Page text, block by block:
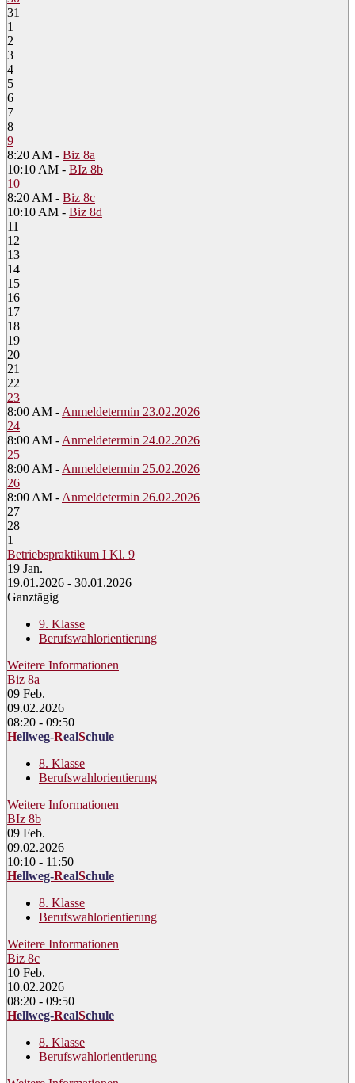
31
1
2
3
4
5
6
7
8
9
8:20 AM - Biz 8a
10:10 AM - BIz 8b
10
8:20 AM - Biz 8c
10:10 AM - Biz 8d
11
12
13
14
15
16
17
18
19
20
21
22
23
8:00 AM - Anmeldetermin 23.02.2026
24
8:00 AM - Anmeldetermin 24.02.2026
25
8:00 AM - Anmeldetermin 25.02.2026
26
8:00 AM - Anmeldetermin 26.02.2026
27
28
1
Betriebspraktikum I Kl. 9
19 Jan.
19.01.2026 - 30.01.2026
Ganztägig
9. Klasse
Berufswahlorientierung
Weitere Informationen
Biz 8a
09 Feb.
09.02.2026
08:20 - 09:50
Hellweg-RealSchule
8. Klasse
Berufswahlorientierung
Weitere Informationen
BIz 8b
09 Feb.
09.02.2026
10:10 - 11:50
Hellweg-RealSchule
8. Klasse
Berufswahlorientierung
Weitere Informationen
Biz 8c
10 Feb.
10.02.2026
08:20 - 09:50
Hellweg-RealSchule
8. Klasse
Berufswahlorientierung